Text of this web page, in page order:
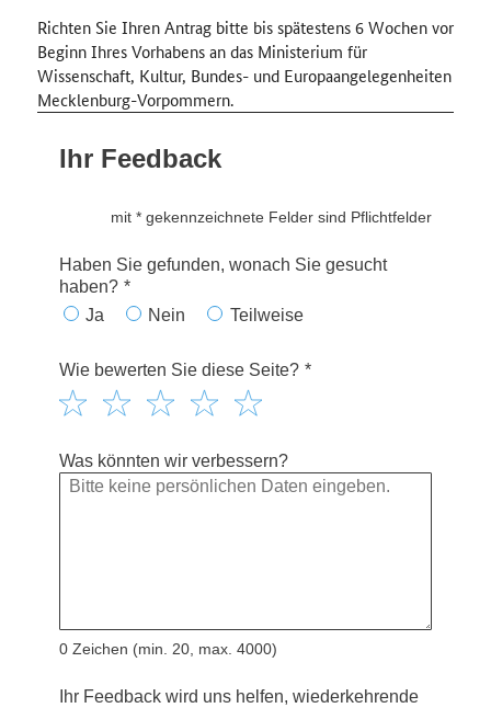
Richten Sie Ihren Antrag bitte bis spätestens 6 Wochen vor
Beginn Ihres Vorhabens an das Ministerium für
Wissenschaft, Kultur, Bundes- und Europaangelegenheiten
Mecklenburg-Vorpommern.